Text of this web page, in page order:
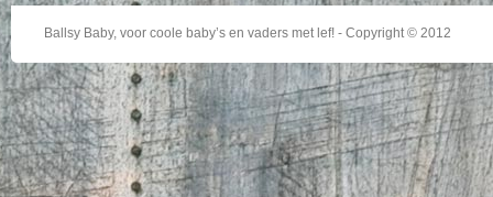
Ballsy Baby, voor coole baby’s en vaders met lef! - Copyright © 2012